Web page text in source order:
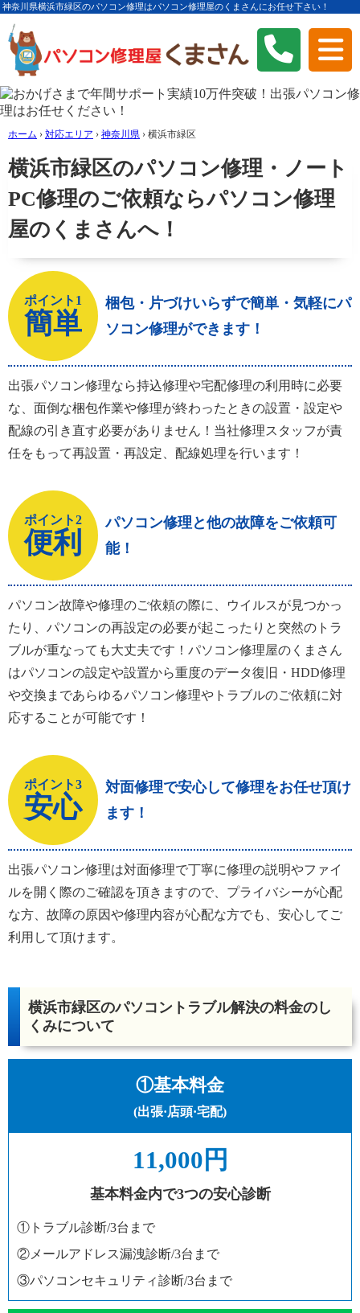
神奈川県横浜市緑区のパソコン修理はパソコン修理屋のくまさんにお任せ下さい！
ホーム › 対応エリア › 神奈川県 › 横浜市緑区
横浜市緑区のパソコン修理・ノート
PC修理のご依頼ならパソコン修理
屋のくまさんへ！
ポイント1
簡単
梱包・片づけいらずで簡単・気軽にパ
ソコン修理ができます！
出張パソコン修理なら持込修理や宅配修理の利用時に必要
な、面倒な梱包作業や修理が終わったときの設置・設定や
配線の引き直す必要がありません！当社修理スタッフが責
任をもって再設置・再設定、配線処理を行います！
ポイント2
便利
パソコン修理と他の故障をご依頼可
能！
パソコン故障や修理のご依頼の際に、ウイルスが見つかっ
たり、パソコンの再設定の必要が起こったりと突然のトラ
ブルが重なっても大丈夫です！パソコン修理屋のくまさん
はパソコンの設定や設置から重度のデータ復旧・HDD修理
や交換まであらゆるパソコン修理やトラブルのご依頼に対
応することが可能です！
ポイント3
安心
対面修理で安心して修理をお任せ頂け
ます！
出張パソコン修理は対面修理で丁寧に修理の説明やファイ
ルを開く際のご確認を頂きますので、プライバシーが心配
な方、故障の原因や修理内容が心配な方でも、安心してご
利用して頂けます。
横浜市緑区のパソコントラブル解決の料金のし
くみについて
①基本料金
(出張·店頭·宅配)
11,000円
基本料金内で3つの安心診断
①トラブル診断/3台まで
②メールアドレス漏洩診断/3台まで
③パソコンセキュリティ診断/3台まで